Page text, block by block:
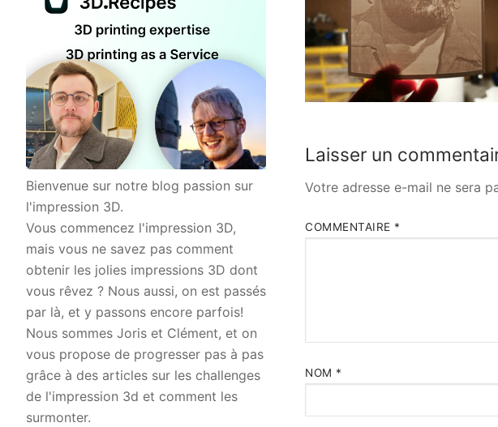
Laisser un
Votre adresse e-mail ne sera
COMMENTAIRE *
NOM *
Bienvenue sur notre blog passion sur
l'impression 3D.
Vous commencez l'impression 3D,
mais vous ne savez pas comment
obtenir les jolies impressions 3D dont
vous rêvez ? Nous aussi, on est passés
par là, et y passons encore parfois!
Nous sommes Joris et Clément, et on
vous propose de progresser pas à pas
grâce à des articles sur les challenges
de l'impression 3d et comment les
surmonter.